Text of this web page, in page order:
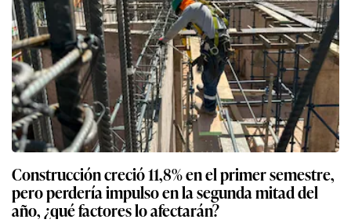
Construcción creció 11,8% en el primer semestre,
pero perdería impulso en la segunda mitad del
año, ¿qué factores lo afectarán?